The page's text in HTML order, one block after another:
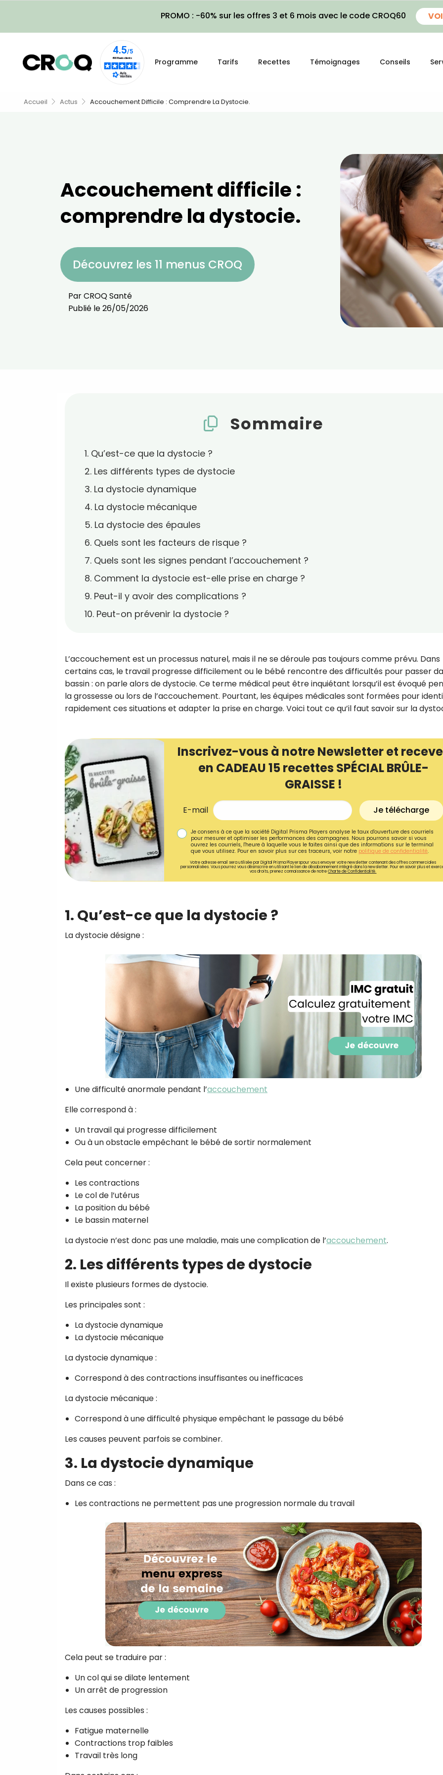
PROMO : -60% sur les offres 3 et 6 mois avec le code CROQ60
Programme Tarifs Recettes Témoignages Conseils
Accueil Actus Accouchement Difficile : Comprendre La Dystocie.
Accouchement difficile :
comprendre la dystocie.
Découvrez les 11 menus CROQ
ParCROQ Santé
Publié le26/05/2026
Sommaire
1. Qu’est-ce que la dystocie ?
2. Les différents types de dystocie
3. La dystocie dynamique
4. La dystocie mécanique
5. La dystocie des épaules
6. Quels sont les facteurs de risque ?
7. Quels sont les signes pendant l’accouchement ?
8. Comment la dystocie est-elle prise en charge ?
9. Peut-il y avoir des complications ?
10. Peut-on prévenir la dystocie ?
L’accouchement est un processus naturel, mais il ne se déroule pas toujours comme prévu. Dans
certains cas, le travail progresse difficilement ou le bébé rencontre des difficultés pour passer
bassin : on parle alors de dystocie. Ce terme médical peut être inquiétant lorsqu’il est évoqué
la grossesse ou lors de l’accouchement. Pourtant, les équipes médicales sont formées pour
rapidement ces situations et adapter la prise en charge. Voici tout ce qu’il faut savoir sur la
Inscrivez-vous à notre Newsletter et
en CADEAU 15 recettes SPÉCIAL BRÛLE-
GRAISSE !
E-mail Je télécharge
Je consens à ce que la société Digital Prisma Players analyse le taux d'ouverture des courriels
pour mesurer et optimiser les performances des campagnes. Nous pourrons savoir si vous
ouvrez les courriels, l'heure à laquelle vous le faites ainsi que des informations sur le terminal
que vous utilisez. Pour en savoir plus sur ces traceurs, voir notre politique de confidentialité.
Votre adresse email sera utilisée par Digital Prisma Playerspour vous envoyer votre newsletter contenant des offres commerciales
personnalisées. Vous pourrez vous désinscrire en utilisant le lien de désabonnement intégré dans la newsletter. Pour en savoir plus et
vos droits, prenez connaissance de notreCharte de Confidentialité.
1. Qu’est-ce que la dystocie ?
La dystocie désigne :
Une difficulté anormale pendant l’accouchement
Elle correspond à :
Un travail qui progresse difficilement
Ou à un obstacle empêchant le bébé de sortir normalement
Cela peut concerner :
Les contractions
Le col de l’utérus
La position du bébé
Le bassin maternel
La dystocie n’est donc pas une maladie, mais une complication de l’accouchement.
2. Les différents types de dystocie
Il existe plusieurs formes de dystocie.
Les principales sont :
La dystocie dynamique
La dystocie mécanique
La dystocie dynamique :
Correspond à des contractions insuffisantes ou inefficaces
La dystocie mécanique :
Correspond à une difficulté physique empêchant le passage du bébé
Les causes peuvent parfois se combiner.
3. La dystocie dynamique
Dans ce cas :
Les contractions ne permettent pas une progression normale du travail
Cela peut se traduire par :
Un col qui se dilate lentement
Un arrêt de progression
Les causes possibles :
Fatigue maternelle
Contractions trop faibles
Travail très long
Recevez gratuitement
recettes inédites de
!
Ainsi que la newsletter
des courriels pour mesurer et
performances des campagnes.
pourrons savoir si vous ouvrez les
l'heure à laquelle vous le faites ainsi
des informations sur le terminal que
utilisez. Pour en savoir plus sur ces
voir notrepolitique de confidentialité
Je reçois mon cadeau !
Votre adresse email sera utilisée par Digital Prisma
envoyer votre newsletter contenant des offres
personnalisées. Vous pourrez vous désinscrire en
désabonnement intégré dans la newsletter. Pour en